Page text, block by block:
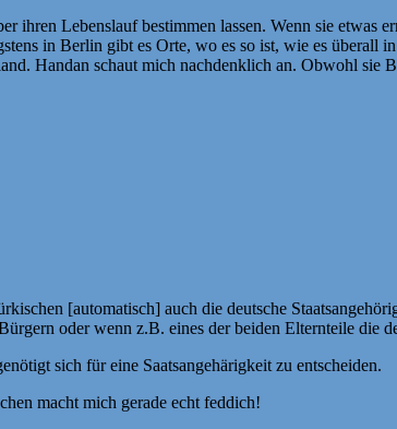
ihren Lebenslauf bestimmen lassen. Wenn sie
in Berlin gibt es Orte, wo es so ist, wie es
Handan schaut mich nachdenklich an. Obwohl
[automatisch] auch die deutsche
oder wenn z.B. eines der beiden Elternteile die
sich für eine Saatsangehärigkeit zu entscheiden.
macht mich gerade echt feddich!